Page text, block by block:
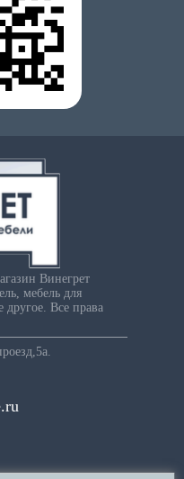
Винегрет
мебель для
другое. Все права